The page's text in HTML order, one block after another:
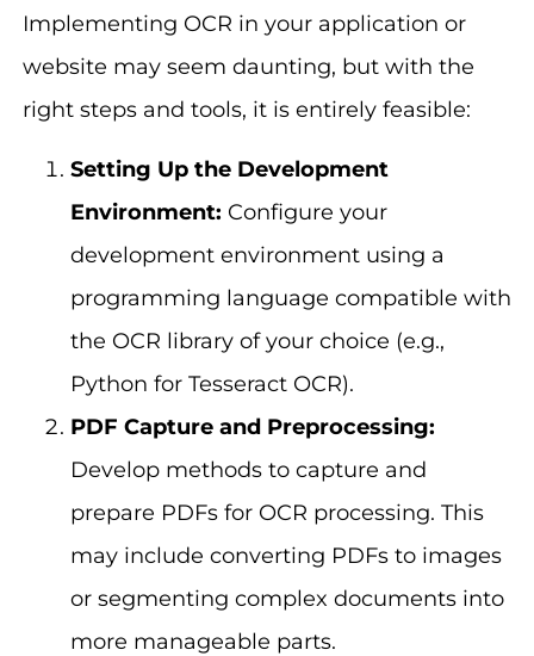
Implementing OCR in your application or
website may seem daunting, but with the
right steps and tools, it is entirely feasible:
Setting Up the Development
Environment: Configure your
development environment using a
programming language compatible with
the OCR library of your choice (e.g.,
Python for Tesseract OCR).
PDF Capture and Preprocessing:
Develop methods to capture and
prepare PDFs for OCR processing. This
may include converting PDFs to images
or segmenting complex documents into
more manageable parts.